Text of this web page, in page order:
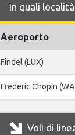
In quali
Aeroporto
Findel (LUX)
Frederic Chopin
Voli di